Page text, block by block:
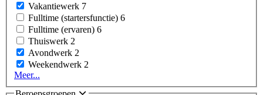
Vakantiewerk 7
Fulltime (startersfunctie) 6
Fulltime (ervaren) 6
Thuiswerk 2
Avondwerk 2
Weekendwerk 2
Meer...